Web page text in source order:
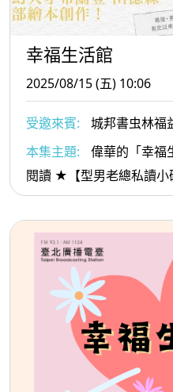
幸福生活館
2025/08/15 (五) 10:06
受邀來賓:
城邦書虫林福
本集主題:
偉華的「幸福
閱讀 ★【型男老總私讀小